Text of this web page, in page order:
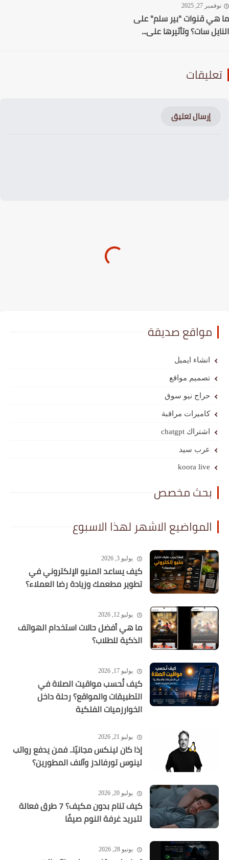
27, 2025
قنوات "بير سلم" على
سات؟ وتأثيرها على...
إرسال تعليق
مواقع صديقة
انشاء ايميل
تصميم مواقع
حراج نيو سوق
كاميرات مراقبة
اشتراك chatgpt
عرب سيد
koora live
بحث مخصص
المواضيع الاشهر لهذا الاسبوع
يوليو 3, 2026
كيف يساعد المنيو الإلكتروني في
تطوير مطعمك وزيادة رضا العملاء؟
يوليو 12, 2026
ما هي أفضل حالات استخدام الهواتف
الذكية للطلاب؟
يوليو 17, 2026
كيف تُحسب مواقيت الصلاة في
التطبيقات والمواقع؟ رحلة داخل
الخوارزميات الفلكية
يوليو 21, 2026
إذا كان لينكس مجانيًا.. فمن يدفع رواتب
لينوس تورفالدز وآلاف المطورين؟
يوليو 20, 2026
كيف تنام بدون مكيف؟ 7 طرق فعالة
لتبريد غرفة النوم صيفًا
يونيو 28, 2026